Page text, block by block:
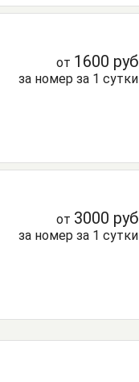
от 1600 руб
за номер за 1 сутки
от 3000 руб
за номер за 1 сутки